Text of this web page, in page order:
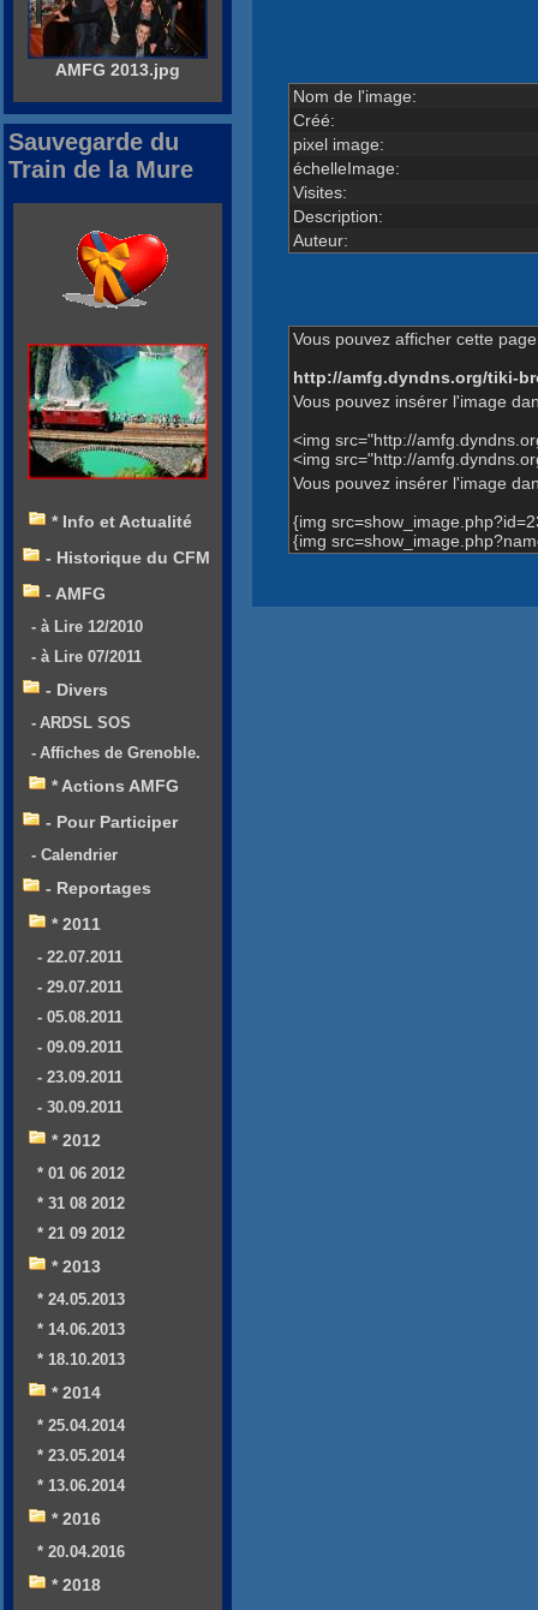
Nom de l'image:
Créé:
pixel image:
échelleImage:
Visites:
Description:
Auteur:
Vous pouvez afficher cette
http://amfg.dyndns.org/tiki-
Vous pouvez insérer l'image
<img src="http://
<img src="http://
Vous pouvez insérer l'image
{img
{img
AMFG 2013.jpg
Sauvegarde du
Train de la Mure
* Info et Actualité
- Historique du CFM
- AMFG
- à Lire 12/2010
- à Lire 07/2011
- Divers
- ARDSL SOS
- Affiches de Grenoble.
* Actions AMFG
- Pour Participer
- Calendrier
- Reportages
* 2011
- 22.07.2011
- 29.07.2011
- 05.08.2011
- 09.09.2011
- 23.09.2011
- 30.09.2011
* 2012
* 01 06 2012
* 31 08 2012
* 21 09 2012
* 2013
* 24.05.2013
* 14.06.2013
* 18.10.2013
* 2014
* 25.04.2014
* 23.05.2014
* 13.06.2014
* 2016
* 20.04.2016
* 2018